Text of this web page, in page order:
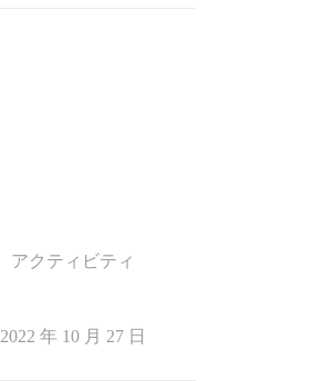
アクティビティ
2022 年 10 月 27 日